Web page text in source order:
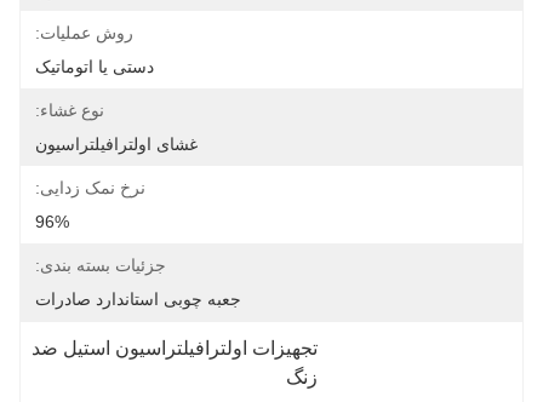
روش عملیات:
دستی یا اتوماتیک
نوع غشاء:
غشای اولترافیلتراسیون
نرخ نمک زدایی:
96%
جزئیات بسته بندی:
جعبه چوبی استاندارد صادرات
زنگ